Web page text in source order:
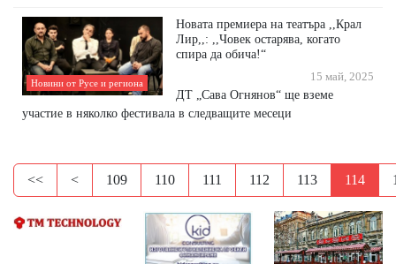
Новини от Русе и региона
Новата премиера на театъра ,,Крал
Лир,,: ,,Човек остарява, когато
спира да обича!“
15 май, 2025
ДТ „Сава Огнянов“ ще вземе
участие в няколко фестивала в следващите месеци
<< < 109 110 111 112 113 114